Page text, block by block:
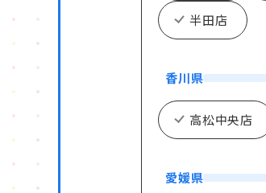
半田店
香川県
高松中央店
愛媛県